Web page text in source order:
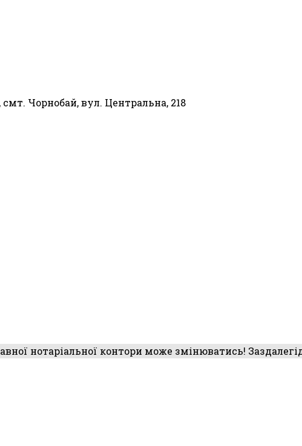
смт. Чорнобай, вул. Центральна, 218
нотаріальної контори може змінюватись!